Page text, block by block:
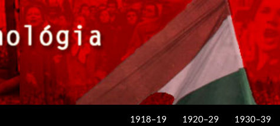
1918–19 1920–29 1930–39